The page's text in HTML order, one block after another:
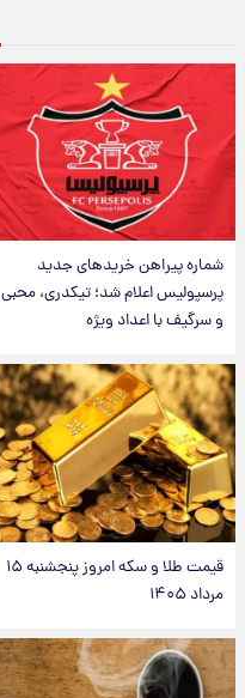
شماره پیراهن خریدهای جدید
پرسپولیس اعلام شد؛ تیکدری، محبی
و سرگیف با اعداد ویژه
قیمت طلا و سکه امروز پنجشنبه ۱۵
مرداد ۱۴۰۵